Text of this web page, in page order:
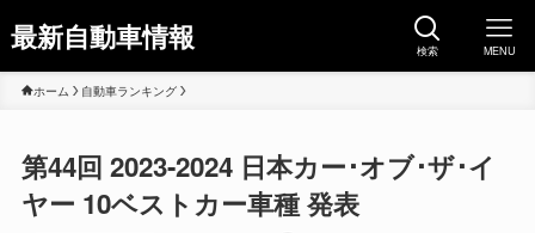
最新自動車情報 検索 MENU
ホーム 自動車ランキング
第44回 2023-2024 日本カー･オブ･ザ･イ
ヤー 10ベストカー車種 発表